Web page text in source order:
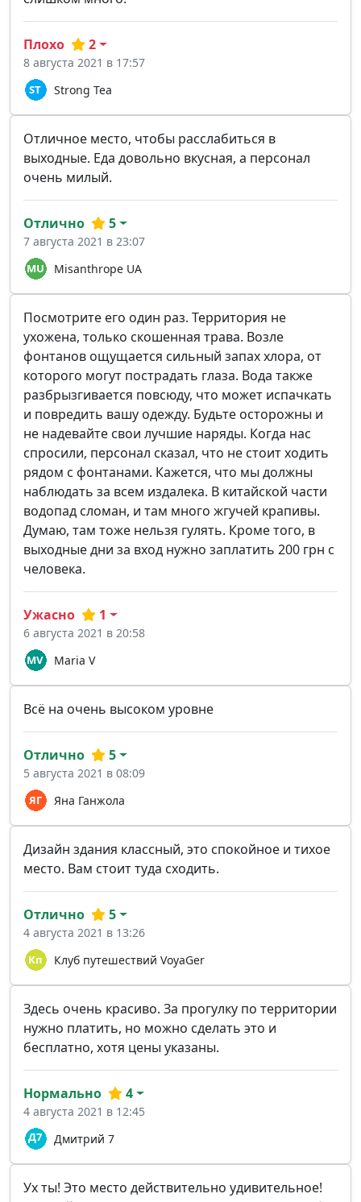
Strong Tea
Плохо 2
8 августа 2021 в 17:57
Отличное место, чтобы расслабиться в
выходные. Еда довольно вкусная, а персонал
очень милый.
Misanthrope UA
Отлично 5
7 августа 2021 в 23:07
Посмотрите его один раз. Территория не
ухожена, только скошенная трава. Возле
фонтанов ощущается сильный запах хлора, от
которого могут пострадать глаза. Вода также
разбрызгивается повсюду, что может испачкать
и повредить вашу одежду. Будьте осторожны и
не надевайте свои лучшие наряды. Когда нас
спросили, персонал сказал, что не стоит ходить
рядом с фонтанами. Кажется, что мы должны
наблюдать за всем издалека. В китайской части
водопад сломан, и там много жгучей крапивы.
Думаю, там тоже нельзя гулять. Кроме того, в
выходные дни за вход нужно заплатить 200 грн с
человека.
Maria V
Ужасно 1
6 августа 2021 в 20:58
Всё на очень высоком уровне
Яна Ганжола
Отлично 5
5 августа 2021 в 08:09
Дизайн здания классный, это спокойное и тихое
место. Вам стоит туда сходить.
Клуб путешествий VoyaGer
Отлично 5
4 августа 2021 в 13:26
Здесь очень красиво. За прогулку по территории
нужно платить, но можно сделать это и
бесплатно, хотя цены указаны.
Дмитрий 7
Нормально 4
4 августа 2021 в 12:45
Ух ты! Это место действительно удивительное!